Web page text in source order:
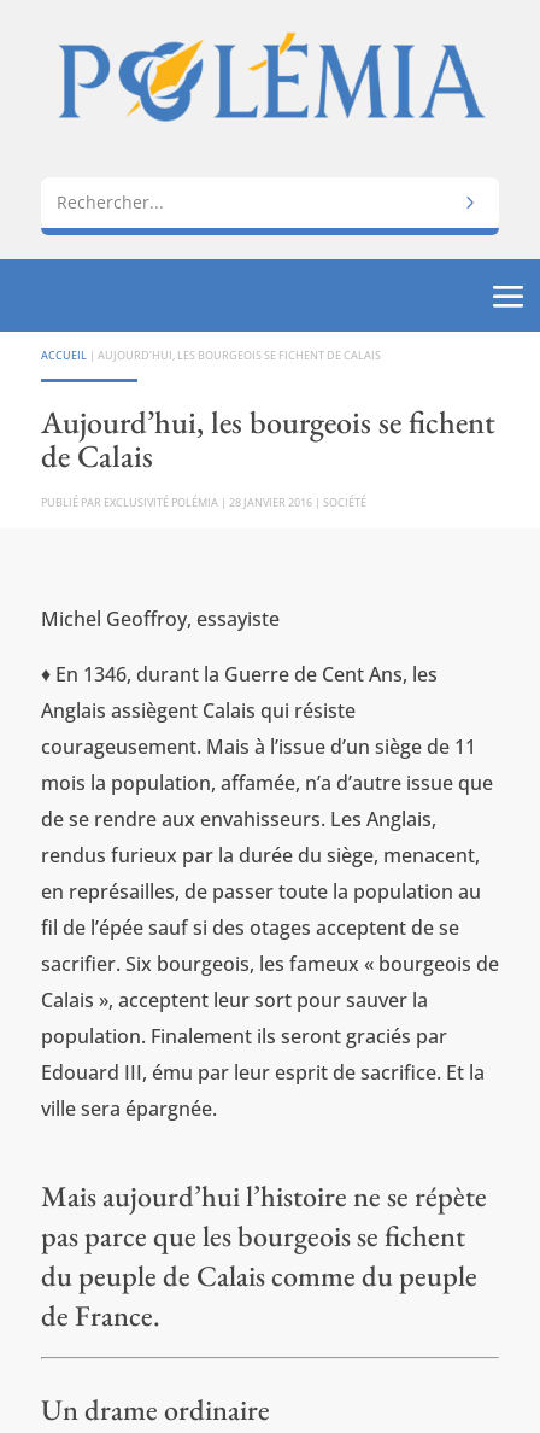
ACCUEIL | AUJOURD’HUI, LES BOURGEOIS SE FICHENT DE CALAIS
Aujourd’hui, les bourgeois se fichent
de Calais
PAR EXCLUSIVITÉ POLÉMIA | 28 JANVIER 2016| SOCIÉTÉ
Michel Geoffroy, essayiste
♦ En 1346, durant la Guerre de Cent Ans, les
Anglais assiègent Calais qui résiste
courageusement. Mais à l’issue d’un siège de 11
mois la population, affamée, n’a d’autre issue que
de se rendre aux envahisseurs. Les Anglais,
rendus furieux par la durée du siège, menacent,
en représailles, de passer toute la population au
fil de l’épée sauf si des otages acceptent de se
sacrifier. Six bourgeois, les fameux « bourgeois de
Calais », acceptent leur sort pour sauver la
population. Finalement ils seront graciés par
Edouard III, ému par leur esprit de sacrifice. Et la
ville sera épargnée.
Mais aujourd’hui l’histoire ne se répète
pas parce que les bourgeois se fichent
du peuple de Calais comme du peuple
de France.
Un drame ordinaire